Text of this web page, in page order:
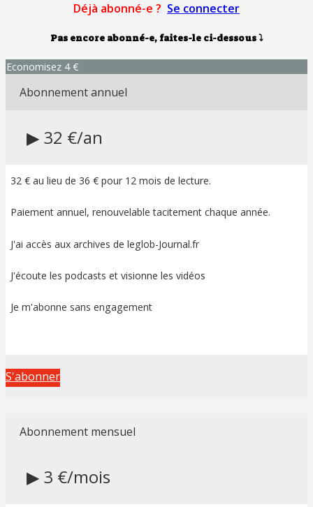
Déjà abonné-e ? Se connecter
Pas encore abonné-e, faites-le ci-dessous⤵
Economisez 4 €
Abonnement annuel
▶ 32 €/an
32 € au lieu de 36 € pour 12 mois de lecture.
Paiement annuel, renouvelable tacitement chaque année.
J'ai accès aux archives de leglob-Journal.fr
J'écoute les podcasts et visionne les vidéos
Je m'abonne sans engagement
S'abonner
Abonnement mensuel
▶ 3 €/mois